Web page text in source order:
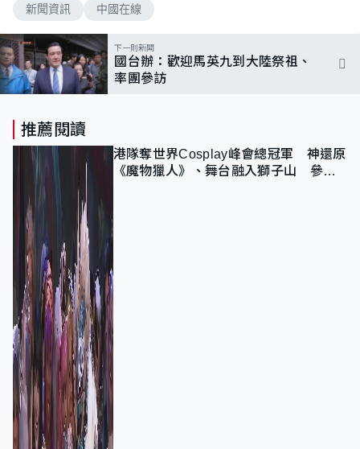
新聞資訊 中國在線
下一則新聞
國台辦：歡迎馬英九到大陸祭祖、
率團參訪
推薦閱讀
港隊奪世界Cosplay峰會總冠軍 神還原
《魔物獵人》、舞台融入獅子山 參賽